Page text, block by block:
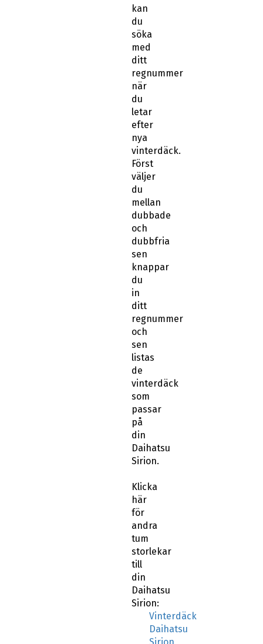
kan
du
söka
med
ditt
regnummer
när
du
letar
efter
nya
vinterdäck.
Först
väljer
du
mellan
dubbade
och
dubbfria
sen
knappar
du
in
ditt
regnummer
och
sen
listas
de
vinterdäck
som
passar
på
din
Daihatsu
Sirion.
Klicka
här
för
andra
tum
storlekar
till
din
Daihatsu
Sirion:
Vinterdäck
Daihatsu
Sirion